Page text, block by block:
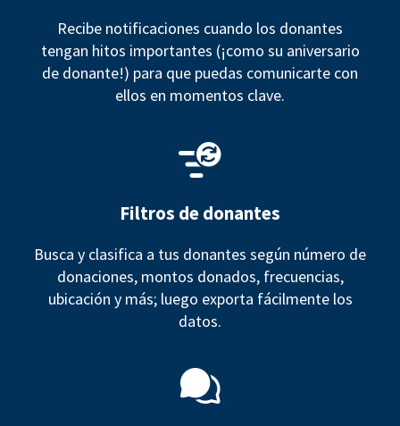
Recibe notificaciones cuando los donantes
tengan hitos importantes (¡como su aniversario
de donante!) para que puedas comunicarte con
ellos en momentos clave.
Filtros de donantes
Busca y clasifica a tus donantes según número de
donaciones, montos donados, frecuencias,
ubicación y más; luego exporta fácilmente los
datos.